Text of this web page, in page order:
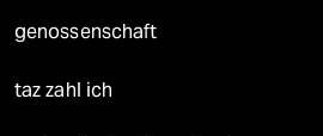
genossenschaft
taz zahl ich